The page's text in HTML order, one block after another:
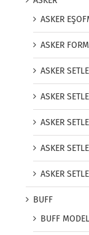
ASKER
ASKER
ASKER
ASKER
ASKER
ASKER
ASKER
BUFF
BUFF